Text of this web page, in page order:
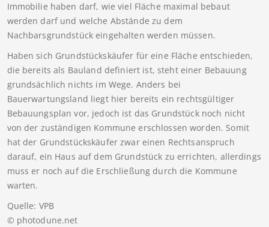
Immobilie haben darf, wie viel Fläche maximal bebaut
werden darf und welche Abstände zu dem
Nachbarsgrundstück eingehalten werden müssen.
Haben sich Grundstückskäufer für eine Fläche entschieden,
die bereits als Bauland definiert ist, steht einer Bebauung
grundsächlich nichts im Wege. Anders bei
Bauerwartungsland liegt hier bereits ein rechtsgültiger
Bebauungsplan vor, jedoch ist das Grundstück noch nicht
von der zuständigen Kommune erschlossen worden. Somit
hat der Grundstückskäufer zwar einen Rechtsanspruch
darauf, ein Haus auf dem Grundstück zu errichten, allerdings
muss er noch auf die Erschließung durch die Kommune
warten.
Quelle: VPB
© photodune.net